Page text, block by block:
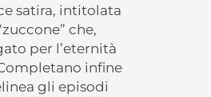
satira, intitolata
che,
per l’eternità
infine
gli episodi